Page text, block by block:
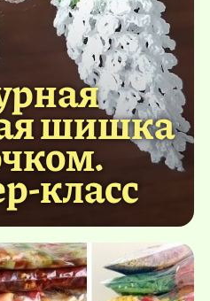
шишка
класс